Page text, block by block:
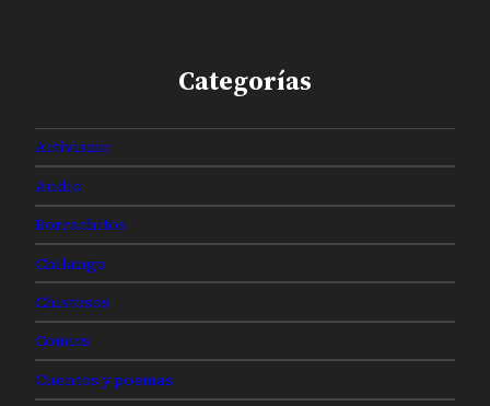
Categorías
Activismo
Audio
Borrachitos
Chilango
Chistosos
Comics
Cuentos y poemas